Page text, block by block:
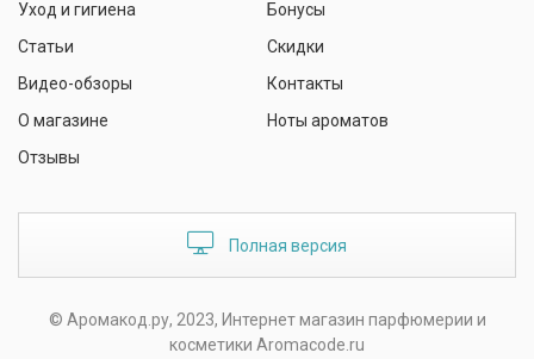
Уход и гигиена
Статьи
Видео-обзоры
О магазине
Отзывы
Бонусы
Скидки
Контакты
Ноты ароматов
Полная версия
© Аромакод.ру, 2023, Интернет магазин парфюмерии и
косметики Aromacode.ru